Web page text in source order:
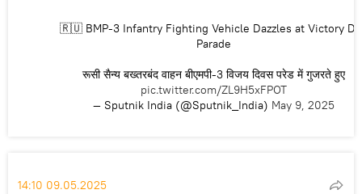
🇷🇺 BMP-3 Infantry Fighting Vehicle Dazzles at Victory
Parade
रूसी सैन्य बख्तरबंद वाहन बीएमपी-3 विजय दिवस परेड में गुजरते हुए
pic.twitter.com/ZL9H5xFPOT
— Sputnik India (@Sputnik_India) May 9, 2025
14:10 09.05.2025